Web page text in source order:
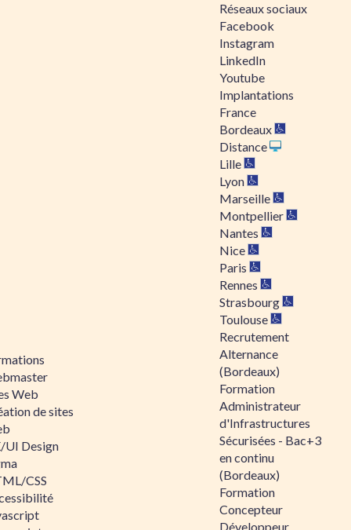
Web
de sites
UI Design
CSS
Réseaux sociaux
Facebook
Instagram
LinkedIn
Youtube
Implantations
France
Bordeaux
Distance
Lille
Lyon
Marseille
Montpellier
Nantes
Nice
Paris
Rennes
Strasbourg
Toulouse
Recrutement
Alternance
(Bordeaux)
Formation
Administrateur
d'Infrastructures
Sécurisées - Bac+3
en continu
(Bordeaux)
Formation
Concepteur
Développeur